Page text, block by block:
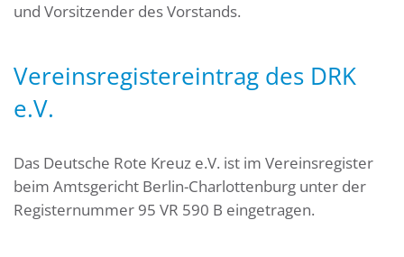
und Vorsitzender des Vorstands.
Vereinsregistereintrag des DRK
e.V.
Das Deutsche Rote Kreuz e.V. ist im Vereinsregister
beim Amtsgericht Berlin-Charlottenburg unter der
Registernummer 95 VR 590 B eingetragen.